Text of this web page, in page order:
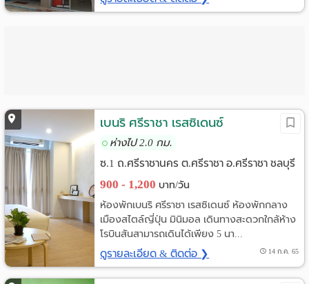
เบนริ ศรีราชา เรสซิเดนซ์
ห่างไป 2.0 กม.
ซ.1 ถ.ศรีราชานคร ต.ศรีราชา อ.ศรีราชา ชลบุรี
900 - 1,200 บาท/วัน
ห้องพักเบนริ ศรีราชา เรสซิเดนซ์ ห้องพักกลาง
เมืองสไตล์ญี่ปุ่น มินิมอล เดินทางสะดวกใกล้ห้าง
โรบินสันสามารถเดินได้เพียง 5 นา...
ดูรายละเอียด & ติดต่อ ❯ 14 ก.ค. 65